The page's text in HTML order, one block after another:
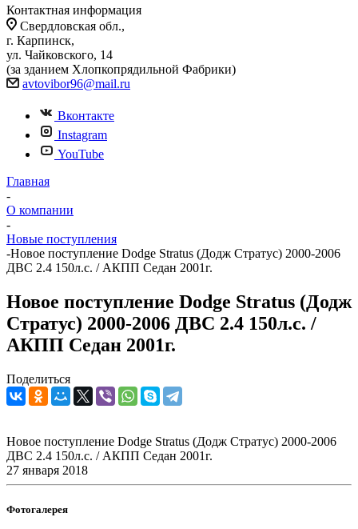
Контактная информация
Свердловская обл.,
г. Карпинск,
ул. Чайковского, 14
(за зданием Хлопкопрядильной Фабрики)
avtovibor96@mail.ru
Вконтакте
Instagram
YouTube
Главная
-
О компании
-
Новые поступления
-Новое поступление Dodge Stratus (Додж Стратус) 2000-2006
ДВС 2.4 150л.с. / АКПП Седан 2001г.
Новое поступление Dodge Stratus (Додж
Стратус) 2000-2006 ДВС 2.4 150л.с. /
АКПП Седан 2001г.
Поделиться
Новое поступление Dodge Stratus (Додж Стратус) 2000-2006
ДВС 2.4 150л.с. / АКПП Седан 2001г.
27 января 2018
Фотогалерея